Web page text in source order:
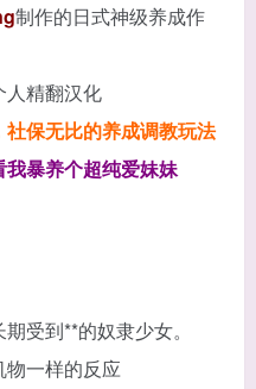
制作的日式神级养成作
人精翻汉化
保无比的养成调教玩法
暴养个超纯爱妹妹
受到**的奴隶少女。
物一样的反应